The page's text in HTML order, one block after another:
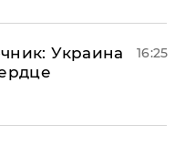
Украина
16:25